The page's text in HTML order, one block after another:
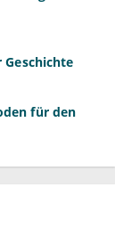
für den